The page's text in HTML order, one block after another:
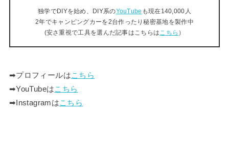
独学でDIYを始め、DIY系のYouTube も現在140,000人
2年でキャンピングカーを2台作ったり秘密基地を製作中
(安さ重視で工具を選んだ記事はこちらは こちら ）
➡︎プロフィールはこちら
➡︎YouTubeはこちら
➡︎Instagramはこちら